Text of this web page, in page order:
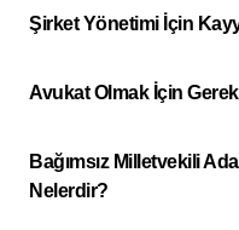
Şirket Yönetimi İçin
Avukat Olmak İçin
Bağımsız Milletvekili
Nelerdir?